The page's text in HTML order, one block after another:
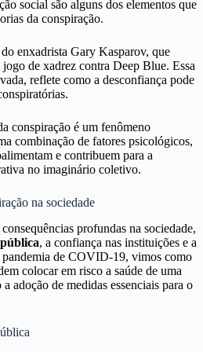
social são alguns dos elementos que
da conspiração.
enxadrista Gary Kasparov, que
de xadrez contra Deep Blue. Essa
reflete como a desconfiança pode
conspiração é um fenômeno
combinação de fatores psicológicos,
e contribuem para a
no imaginário coletivo.
na sociedade
profundas na sociedade,
, a confiança nas instituições e a
pandemia de COVID-19, vimos como
colocar em risco a saúde de uma
adoção de medidas essenciais para o